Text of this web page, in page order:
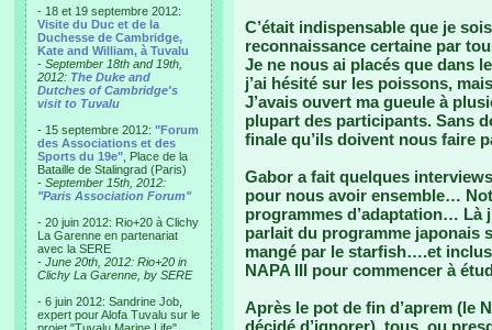
- 18 et 19 septembre 2012:
Visite du Duc et de la
Duchesse de Cambridge,
Kate and William, à Tuvalu
- September 18th and 19th,
2012: The Duke and
Dutches of Cambridge's
visit to Tuvalu
- 15 septembre 2012: "Forum
des Associations et des
Sports du 19e" , Place de la
Bataille de Stalingrad (Paris)
- September 15th, 2012:
"Paris Association Forum"
- 20 juin 2012: Rio+20 à Clichy
La Garenne en partenariat
avec la SERE
- June 20th, 2012: Rio+20 in
Clichy La Garenne, by SERE
- 6 juin 2012: Sandrine Job,
expert pour Alofa Tuvalu sur le
C’était indispensable que je
reconnaissance certaine par
Je ne nous ai placés que dans
j’ai hésité sur les poissons,
J’avais ouvert ma gueule à
plupart des participants. Sans
finale qu’ils doivent nous faire
Gabor a fait quelques
pour nous avoir ensemble…
programmes d’adaptation… Là
parlait du programme japonais
mangé par le starfish….et
NAPA III pour commencer à
Après le pot de fin d’aprem (le
décidé d’ignorer), tous, ou